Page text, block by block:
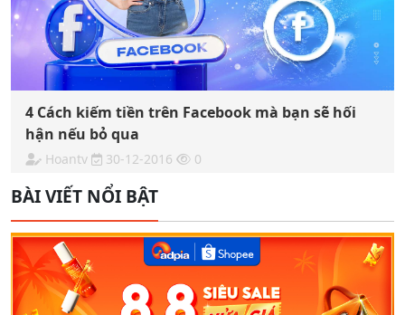
4 Cách kiếm tiền trên Facebook mà bạn sẽ hối
hận nếu bỏ qua
Hoantv 30-12-2016 0
BÀI VIẾT NỔI BẬT